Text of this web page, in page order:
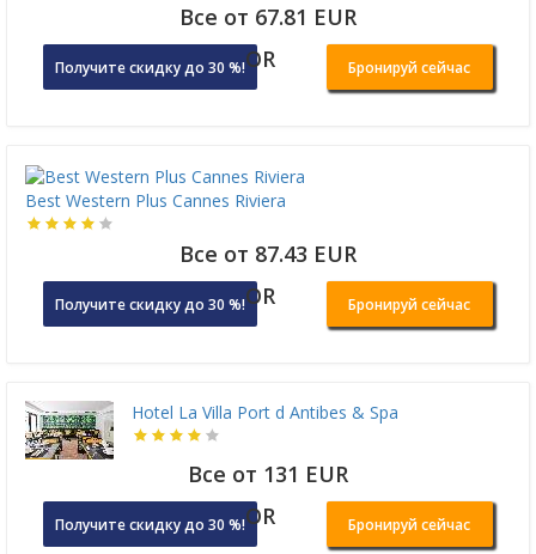
Все от 67.81 EUR
Получите скидку до 30 %!OR Бронируй сейчас
Best Western Plus Cannes Riviera
Все от 87.43 EUR
Получите скидку до 30 %!OR Бронируй сейчас
Hotel La Villa Port d Antibes & Spa
Все от 131 EUR
Получите скидку до 30 %!OR Бронируй сейчас